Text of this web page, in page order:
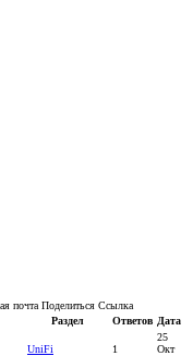
почта Поделиться Ссылка
Раздел Ответов Дата
UniFi 1
25
Окт